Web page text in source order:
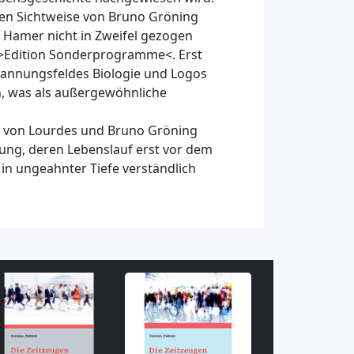
Sichtweise von Bruno Gröning
nicht in Zweifel gezogen
Sonderprogramme<. Erst
Biologie und Logos
was als außergewöhnliche
Lourdes und Bruno Gröning
deren Lebenslauf erst vor dem
ungeahnter Tiefe verständlich